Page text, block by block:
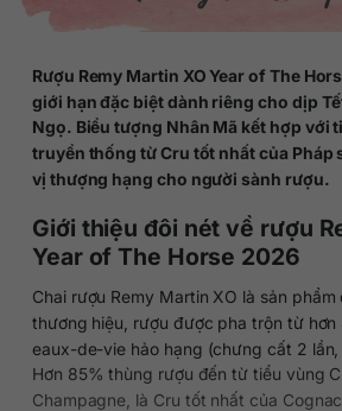
Rượu Remy Martin XO Year of The
giới hạn đặc biệt dành riêng cho dịp
Ngọ. Biểu tượng Nhân Mã kết hợp với
truyền thống từ Cru tốt nhất của Pháp
vị thượng hạng cho người sành rượu.
Giới thiệu đôi nét về rượu
Year of The Horse 2026
Chai rượu Remy Martin XO là sản
thương hiệu, rượu được pha trộn từ
eaux-de-vie hảo hạng (chưng cất 2 lần,
Hơn 85% thùng rượu đến từ tiểu vùng
Champagne, là Cru tốt nhất của